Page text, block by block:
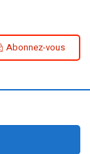
Abonnez-vous